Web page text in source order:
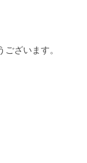
ざいます。